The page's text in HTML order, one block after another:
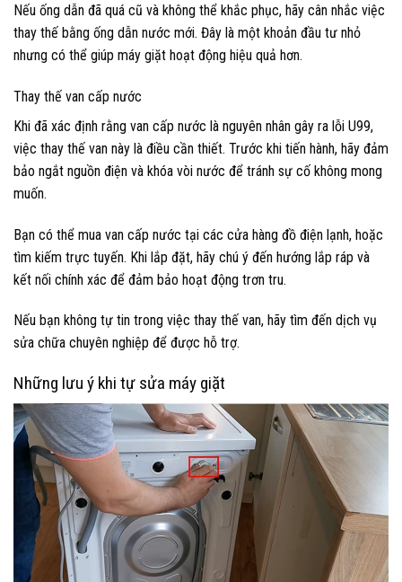
Nếu ống dẫn đã quá cũ và không thể khắc phục, hãy cân nhắc việc
thay thế bằng ống dẫn nước mới. Đây là một khoản đầu tư nhỏ
nhưng có thể giúp máy giặt hoạt động hiệu quả hơn.
Thay thế van cấp nước
Khi đã xác định rằng van cấp nước là nguyên nhân gây ra lỗi U99,
việc thay thế van này là điều cần thiết. Trước khi tiến hành, hãy đảm
bảo ngắt nguồn điện và khóa vòi nước để tránh sự cố không mong
muốn.
Bạn có thể mua van cấp nước tại các cửa hàng đồ điện lạnh, hoặc
tìm kiếm trực tuyến. Khi lắp đặt, hãy chú ý đến hướng lắp ráp và
kết nối chính xác để đảm bảo hoạt động trơn tru.
Nếu bạn không tự tin trong việc thay thế van, hãy tìm đến dịch vụ
sửa chữa chuyên nghiệp để được hỗ trợ.
Những lưu ý khi tự sửa máy giặt